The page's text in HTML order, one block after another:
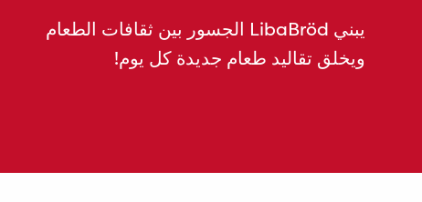
يبني LibaBröd الجسور بين ثقافات الطعام
ويخلق تقاليد طعام جديدة كل يوم!